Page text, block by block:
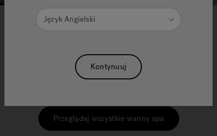
Kolekcje Wanny Spa
redukujące napięcie – każdą wannę spa projektujemy
z najwyższą dbałością o optymalny relaks. Wszystkie
Przeglądaj wszystkie wanny spa
Język Angielski
Kontynuuj